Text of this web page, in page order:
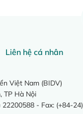
Liên hệ cá nhân
Việt Nam (BIDV)
TP Hà Nội
- Fax: (+84-24)